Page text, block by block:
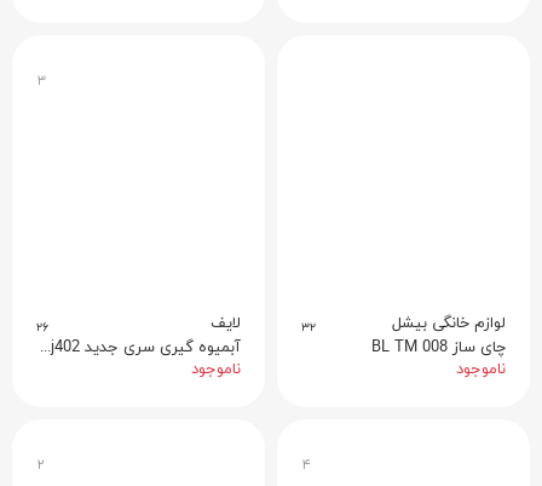
لوازم خانگی بیشل ۳۲
چای ساز BL TM 008
ناموجود
۳
لایف ۲۶
آبمیوه گیری سری جدید fj402 لایف
ناموجود
۴ ۲